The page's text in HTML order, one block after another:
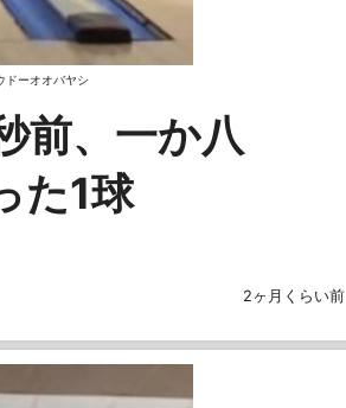
ドーオオバヤシ
前、一か八
た1球
2ヶ月くらい前